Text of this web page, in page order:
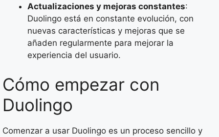
Actualizaciones y mejoras constantes:
Duolingo está en constante evolución, con
nuevas características y mejoras que se
añaden regularmente para mejorar la
experiencia del usuario.
Cómo empezar con
Duolingo
Comenzar a usar Duolingo es un proceso sencillo y